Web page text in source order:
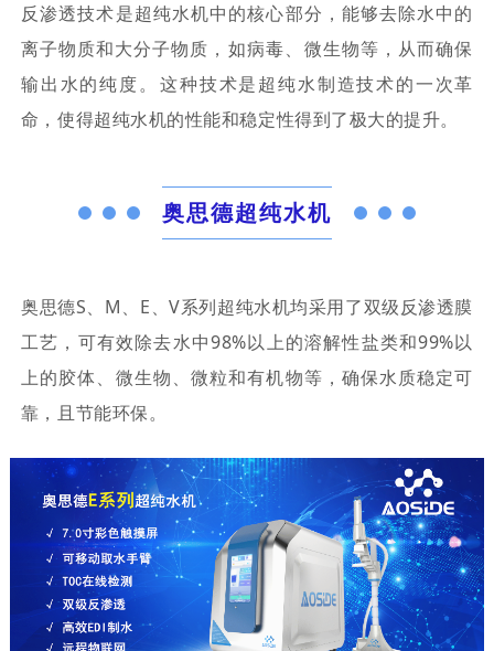
反渗透技术是超纯水机中的核心部分，能够去除水中的
离子物质和大分子物质，‌如病毒、‌微生物等，‌从而确保
输出水的纯度。‌这种技术是超纯水制造技术的一次革
命，‌使得超纯水机的性能和稳定性得到了极大的提升。
奥思德超纯水机
奥思德S、M、E、V系列超纯水机均采用了双级反渗透膜
工艺，可有效除去水中98%以上的溶解性盐类和99%以
上的胶体、微生物、微粒和有机物等，确保水质稳定可
靠，且节能环保。